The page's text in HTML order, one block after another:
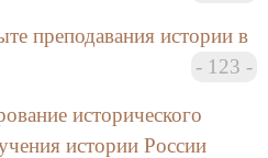
преподавания истории в
123
исторического
истории России